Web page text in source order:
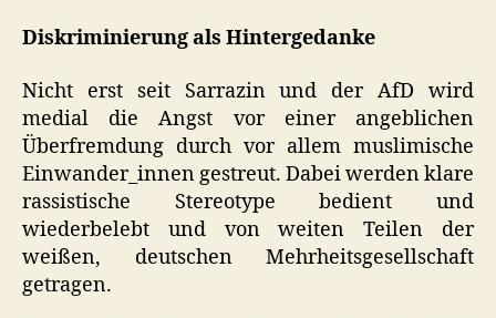
Diskriminierung als Hintergedanke
Nicht erst seit Sarrazin und der AfD wird
medial die Angst vor einer angeblichen
Überfremdung durch vor allem muslimische
Einwander_innen gestreut. Dabei werden klare
rassistische Stereotype bedient und
wiederbelebt und von weiten Teilen der
weißen, deutschen Mehrheitsgesellschaft
getragen.